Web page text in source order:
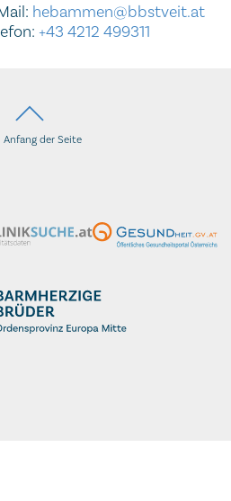
hebammen@bbstveit.at
+43 4212 499311
Anfang der Seite